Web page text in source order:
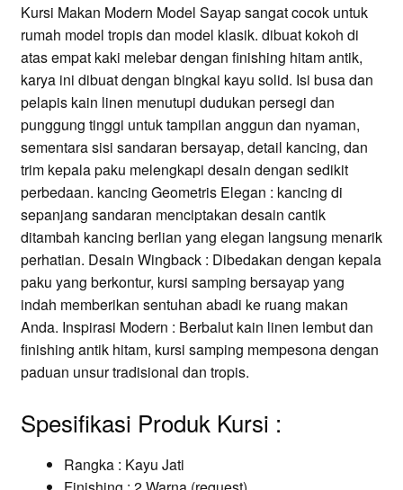
Kursi Makan Modern Model Sayap sangat cocok untuk
rumah model tropis dan model klasik. dibuat kokoh di
atas empat kaki melebar dengan finishing hitam antik,
karya ini dibuat dengan bingkai kayu solid. Isi busa dan
pelapis kain linen menutupi dudukan persegi dan
punggung tinggi untuk tampilan anggun dan nyaman,
sementara sisi sandaran bersayap, detail kancing, dan
trim kepala paku melengkapi desain dengan sedikit
perbedaan. kancing Geometris Elegan : kancing di
sepanjang sandaran menciptakan desain cantik
ditambah kancing berlian yang elegan langsung menarik
perhatian. Desain Wingback : Dibedakan dengan kepala
paku yang berkontur, kursi samping bersayap yang
indah memberikan sentuhan abadi ke ruang makan
Anda. Inspirasi Modern : Berbalut kain linen lembut dan
finishing antik hitam, kursi samping mempesona dengan
paduan unsur tradisional dan tropis.
Spesifikasi Produk Kursi :
Rangka : Kayu Jati